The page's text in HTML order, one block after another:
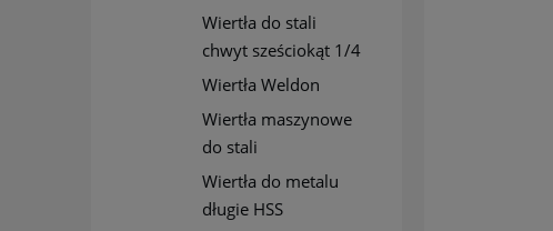
Wiertła do stali
chwyt sześciokąt 1/4
Wiertła Weldon
Wiertła maszynowe
do stali
Wiertła do metalu
długie HSS